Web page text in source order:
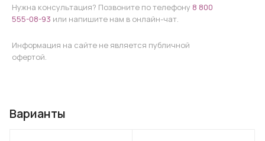
Нужна консультация? Позвоните по телефону 8 800
555-08-93 или напишите нам в онлайн-чат.
Информация на сайте не является публичной
офертой.
Варианты